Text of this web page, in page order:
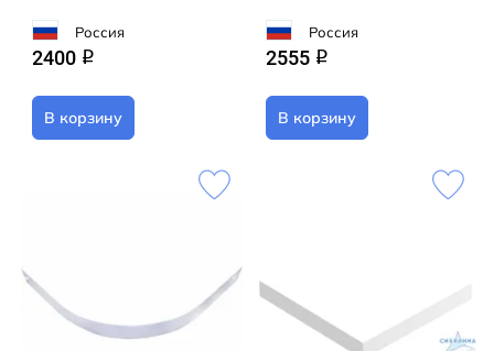
Россия
2400 q
В корзину
Россия
2555 q
В корзину